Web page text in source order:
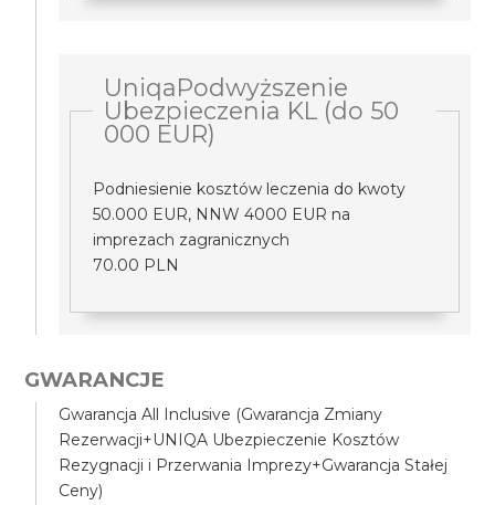
UniqaPodwyższenie
Ubezpieczenia KL (do 50
000 EUR)
Podniesienie kosztów leczenia do kwoty
50.000 EUR, NNW 4000 EUR na
imprezach zagranicznych
70.00 PLN
GWARANCJE
Gwarancja All Inclusive (Gwarancja Zmiany
Rezerwacji+UNIQA Ubezpieczenie Kosztów
Rezygnacji i Przerwania Imprezy+Gwarancja Stałej
Ceny)